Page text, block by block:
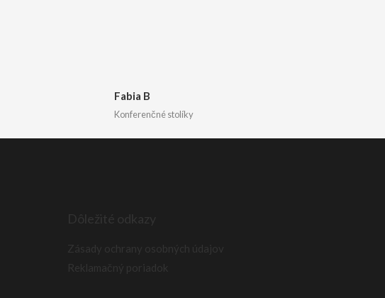
Fabia B
Konferenčné stolíky
Dôležité odkazy
Zásady ochrany osobných údajov
Reklamačný poriadok